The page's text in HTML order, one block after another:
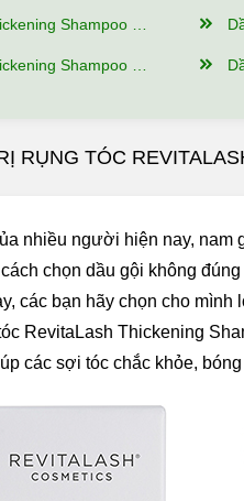
Không? Ai Đã Sử Dụng?
Nên Mua Ở Đâu Đảm Bảo?
RỤNG TÓC
nhiều người hiện nay,
chọn dầu gội không
các bạn hãy chọn cho
RevitaLash Thickening
các sợi tóc chắc khỏe,